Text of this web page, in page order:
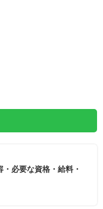
必要な資格・給料・